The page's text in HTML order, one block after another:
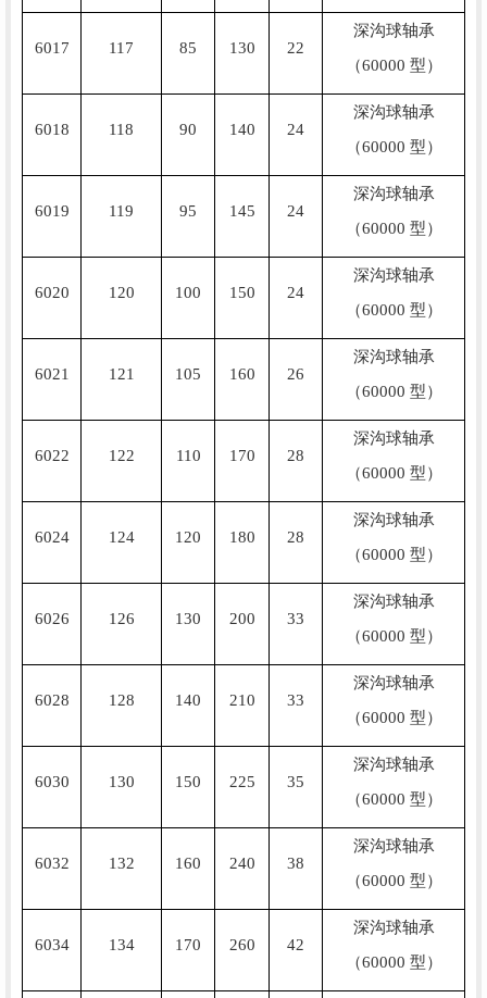
6017 117 85 130 22
深沟球轴承
（60000 型）
6018 118 90 140 24
深沟球轴承
（60000 型）
6019 119 95 145 24
深沟球轴承
（60000 型）
6020 120 100 150 24
深沟球轴承
（60000 型）
6021 121 105 160 26
深沟球轴承
（60000 型）
6022 122 110 170 28
深沟球轴承
（60000 型）
6024 124 120 180 28
深沟球轴承
（60000 型）
6026 126 130 200 33
深沟球轴承
（60000 型）
6028 128 140 210 33
深沟球轴承
（60000 型）
6030 130 150 225 35
深沟球轴承
（60000 型）
6032 132 160 240 38
深沟球轴承
（60000 型）
6034 134 170 260 42
深沟球轴承
（60000 型）